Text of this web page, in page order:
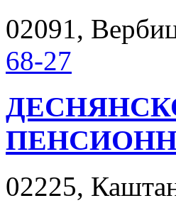
02091,
68-27
02225,